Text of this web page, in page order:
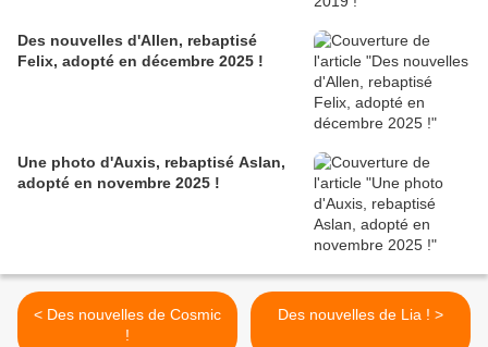
Des nouvelles d'Allen, rebaptisé
Felix, adopté en décembre 2025 !
Une photo d'Auxis, rebaptisé Aslan,
adopté en novembre 2025 !
< Des nouvelles de Cosmic
!
Des nouvelles de Lia ! >